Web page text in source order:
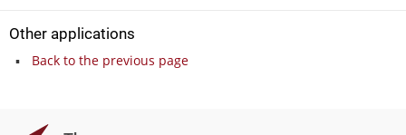
Other applications
Back to the previous page